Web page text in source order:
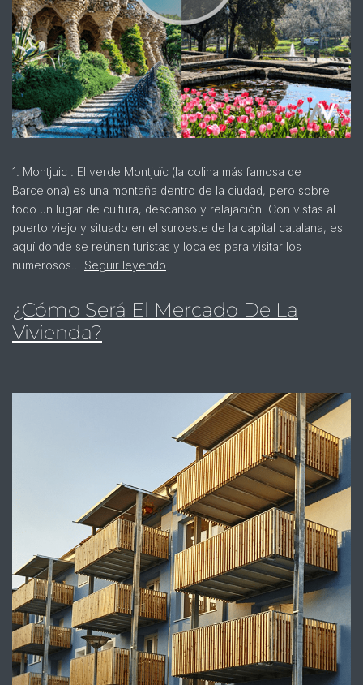
1. Montjuic : El verde Montjuïc (la colina más famosa de
Barcelona) es una montaña dentro de la ciudad, pero sobre
todo un lugar de cultura, descanso y relajación. Con vistas al
puerto viejo y situado en el suroeste de la capital catalana, es
aquí donde se reúnen turistas y locales para visitar los
numerosos… Seguir leyendo
¿Cómo Será El Mercado De La
Vivienda?